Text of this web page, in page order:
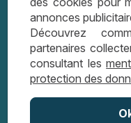
L’assurance
totale et
GUIDE
annonces
Découvrez
partenaires
consultant les
protection des